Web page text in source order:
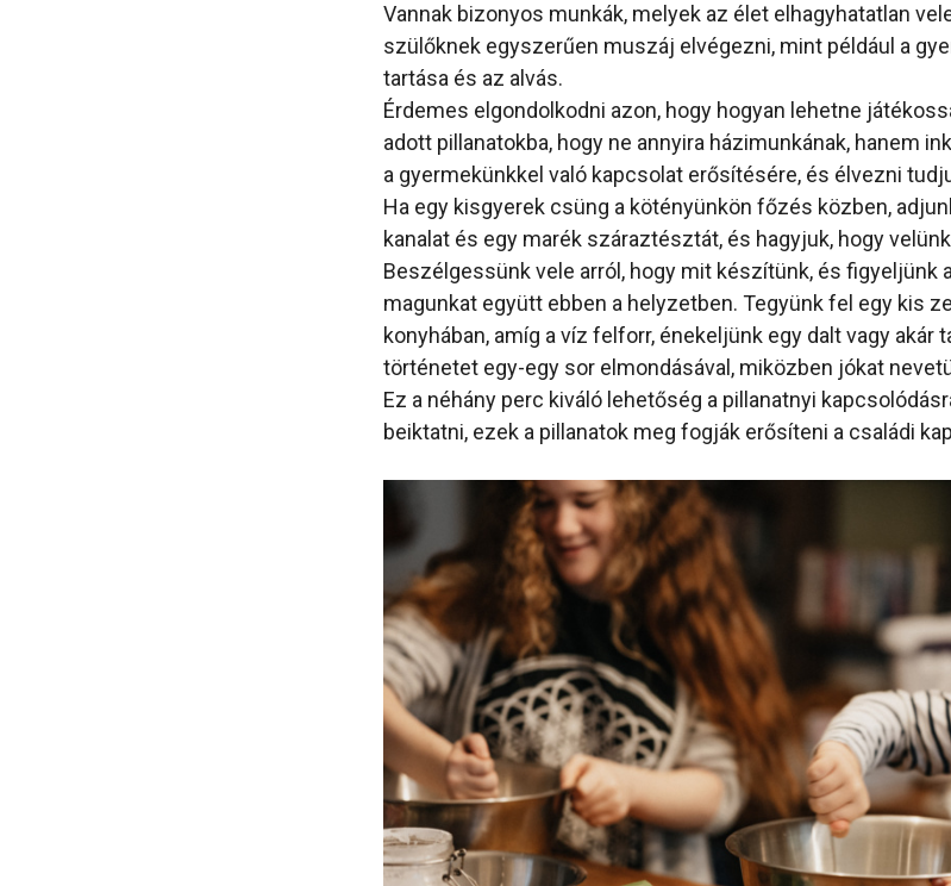
Vannak bizonyos munkák, melyek az élet elhagyhatatlan
szülőknek egyszerűen muszáj elvégezni, mint például a
tartása és az alvás.
Érdemes elgondolkodni azon, hogy hogyan lehetne
adott pillanatokba, hogy ne annyira házimunkának, hanem
a gyermekünkkel való kapcsolat erősítésére, és élvezni
Ha egy kisgyerek csüng a kötényünkön főzés közben,
kanalat és egy marék száraztésztát, és hagyjuk, hogy
Beszélgessünk vele arról, hogy mit készítünk, és figyeljünk
magunkat együtt ebben a helyzetben. Tegyünk fel egy kis
konyhában, amíg a víz felforr, énekeljünk egy dalt vagy akár
történetet egy-egy sor elmondásával, miközben jókat
Ez a néhány perc kiváló lehetőség a pillanatnyi
beiktatni, ezek a pillanatok meg fogják erősíteni a családi